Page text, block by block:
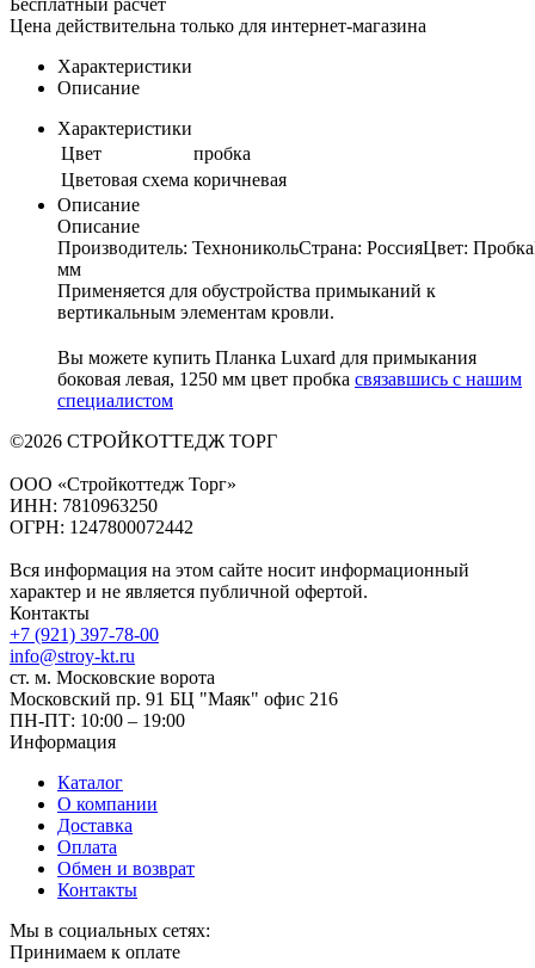
Цена действительна только для интернет-магазина
Характеристики
Описание
Характеристики
Цвет
пробка
Цветовая схема коричневая
Описание
Описание
Производитель: ТехноникольСтрана: РоссияЦвет:
мм
Применяется для обустройства примыканий к
вертикальным элементам кровли.
Вы можете купить Планка Luxard для примыкания
боковая левая, 1250 мм цвет пробка связавшись с нашим
специалистом
©2026 СТРОЙКОТТЕДЖ ТОРГ
ООО «Стройкоттедж Торг»
ИНН: 7810963250
ОГРН: 1247800072442
Вся информация на этом сайте носит информационный
характер и не является публичной офертой.
Контакты
+7 (921) 397-78-00
info@stroy-kt.ru
ст. м. Московские ворота
Московский пр. 91 БЦ "Маяк" офис 216
ПН-ПТ: 10:00 – 19:00
Информация
Каталог
О компании
Доставка
Оплата
Обмен и возврат
Контакты
Мы в социальных сетях:
Принимаем к оплате